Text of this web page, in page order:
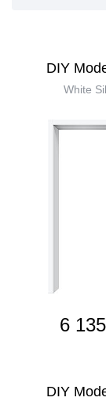
DIY
White
6 135
DIY